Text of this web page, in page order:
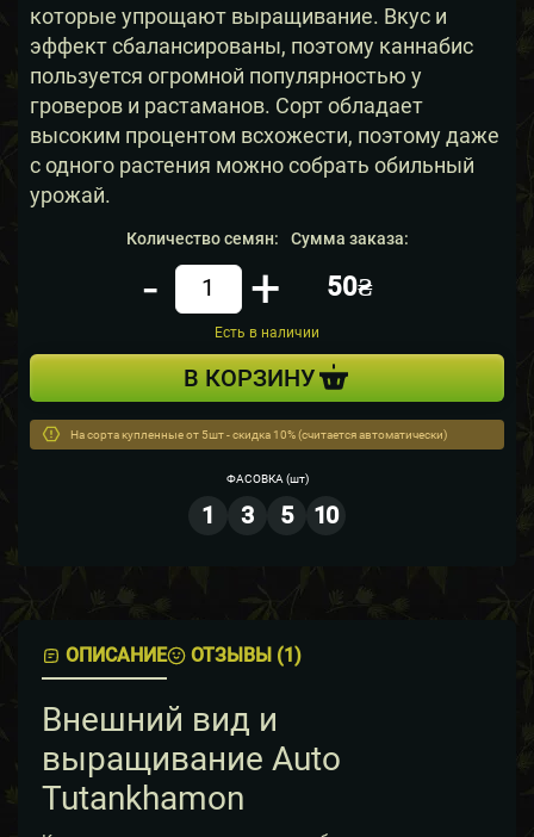
которые упрощают выращивание. Вкус и
эффект сбалансированы, поэтому каннабис
пользуется огромной популярностью у
гроверов и растаманов. Сорт обладает
высоким процентом всхожести, поэтому даже
с одного растения можно собрать обильный
урожай.
Количество семян:
Кол-во
- +
Сумма заказа:
50₴
Есть в наличии
В КОРЗИНУ
На сорта купленные от 5шт - скидка 10% (считается автоматически)
ФАСОВКА (шт)
1 3 5 10
ОПИСАНИЕ ОТЗЫВЫ (1)
Внешний вид и
выращивание Auto
Tutankhamon